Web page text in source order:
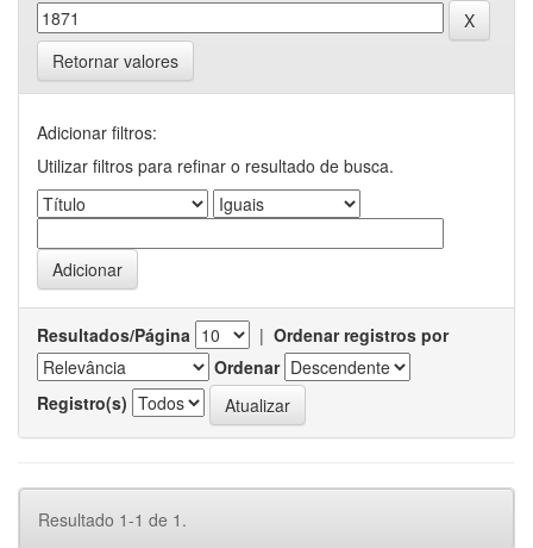
Retornar valores
Adicionar filtros:
Utilizar filtros para refinar o resultado de busca.
Resultados/Página | Ordenar registros por
Ordenar
Registro(s)
Resultado 1-1 de 1.